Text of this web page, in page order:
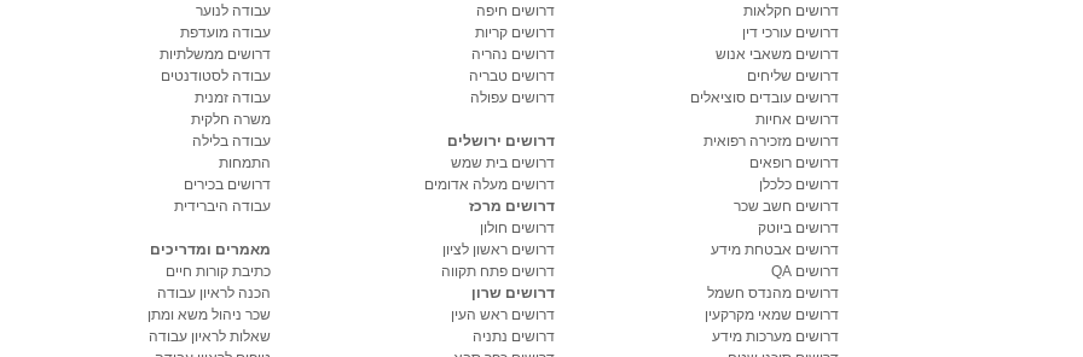
דרושים חקלאות
דרושים עורכי דין
דרושים משאבי אנוש
דרושים שליחים
דרושים עובדים סוציאלים
דרושים אחיות
דרושים מזכירה רפואית
דרושים רופאים
דרושים כלכלן
דרושים חשב שכר
דרושים ביוטק
דרושים אבטחת מידע
דרושים QA
דרושים מהנדס חשמל
דרושים שמאי מקרקעין
דרושים מערכות מידע
דרושים חיפה
דרושים קריות
דרושים נהריה
דרושים טבריה
דרושים עפולה
דרושים ירושלים
דרושים בית שמש
דרושים מעלה אדומים
דרושים מרכז
דרושים חולון
דרושים ראשון לציון
דרושים פתח תקווה
דרושים שרון
דרושים ראש העין
דרושים נתניה
עבודה לנוער
עבודה מועדפת
דרושים ממשלתיות
עבודה לסטודנטים
עבודה זמנית
משרה חלקית
עבודה בלילה
התמחות
דרושים בכירים
עבודה היברידית
מאמרים ומדריכים
כתיבת קורות חיים
הכנה לראיון עבודה
שכר ניהול משא ומתן
שאלות לראיון עבודה